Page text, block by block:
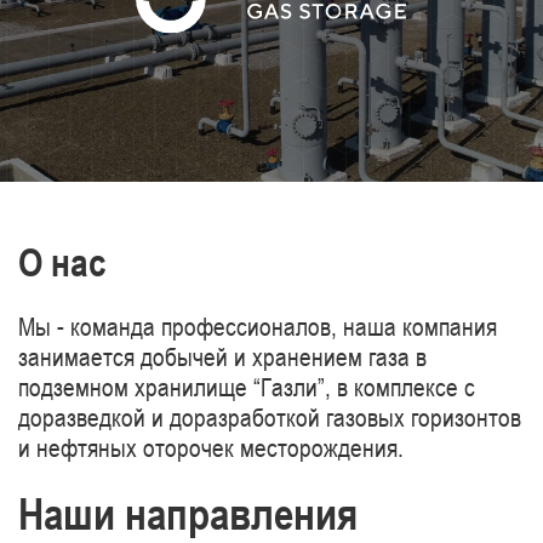
газопроводов Туркменистан-Китай.
О нас
Мы - команда профессионалов, наша компания
занимается добычей и хранением газа в
подземном хранилище “Газли”, в комплексе с
доразведкой и доразработкой газовых горизонтов
и нефтяных оторочек месторождения.
Наши направления